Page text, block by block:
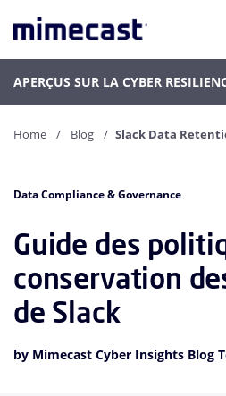
APERÇUS SUR LA CYBER
Home Blog Slack Data
Data Compliance & Governance
Guide des
conservation
de Slack
by Mimecast Cyber Insights Blog